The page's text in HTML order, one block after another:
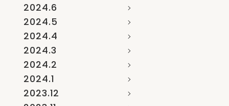
2024.6
2024.5
2024.4
2024.3
2024.2
2024.1
2023.12